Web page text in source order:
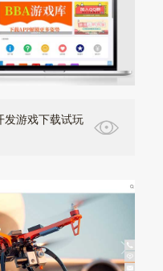
发游戏下载试玩